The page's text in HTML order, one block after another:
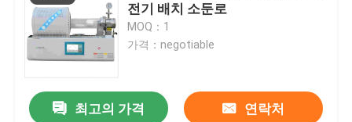
집
전기 배치 소둔로
MOQ：1
가격：negotiable
최고의 가격 연락처